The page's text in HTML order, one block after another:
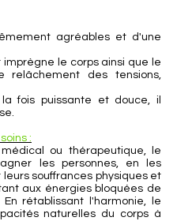
agréables et d'une
le corps ainsi que le
relâchement des tensions,
fois puissante et douce, il
:
ou thérapeutique, le
les personnes, en les
souffrances physiques et
aux énergies bloquées de
rétablissant l'harmonie, le
naturelles du corps à